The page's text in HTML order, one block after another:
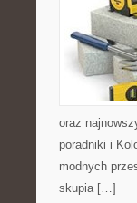
oraz
poradniki i
modnych
skupia […]